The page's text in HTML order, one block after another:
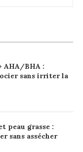
AHA/BHA :
sans irriter la
peau grasse :
sans assécher